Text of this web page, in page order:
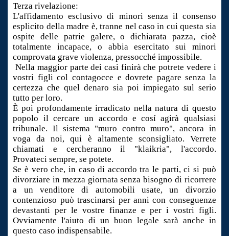
Terza rivelazione:
L'affidamento esclusivo di minori senza il consenso
esplicito della madre è, tranne nel caso in cui questa sia
ospite delle patrie galere, o dichiarata pazza, cioè
totalmente incapace, o abbia esercitato sui minori
comprovata grave violenza, pressocché impossibile.
Nella maggior parte dei casi finirà che potrete vedere i
vostri figli col contagocce e dovrete pagare senza la
certezza che quel denaro sia poi impiegato sul serio
tutto per loro.
È poi profondamente irradicato nella natura di questo
popolo il cercare un accordo e cosí agirà qualsiasi
tribunale. Il sistema "muro contro muro", ancora in
voga da noi, qui è altamente sconsigliato. Verrete
chiamati e cercheranno il "klaikria", l'accordo.
Provateci sempre, se potete.
Se è vero che, in caso di accordo tra le parti, ci si può
divorziare in mezza giornata senza bisogno di ricorrere
a un venditore di automobili usate, un divorzio
contenzioso può trascinarsi per anni con conseguenze
devastanti per le vostre finanze e per i vostri figli.
Ovviamente l'aiuto di un buon legale sarà anche in
questo caso indispensabile.